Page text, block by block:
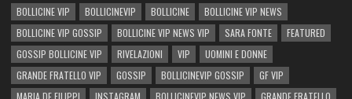
BOLLICINE VIP BOLLICINEVIP BOLLICINE
BOLLICINE VIP NEWS
BOLLICINE VIP GOSSIP
BOLLICINE VIP NEWS VIP SARA FONTE
FEATURED
GOSSIP BOLLICINE VIP
RIVELAZIONI VIP
UOMINI E DONNE
GRANDE FRATELLO VIP
GOSSIP BOLLICINEVIP GOSSIP
GF VIP
MARIA DE FILIPPI
INSTAGRAM BOLLICINEVIP NEWS VIP GRANDE FRATELLO